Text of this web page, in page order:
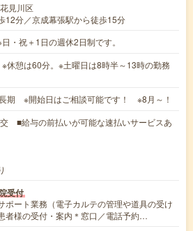
見川区
12分／京成幕張駅から徒歩15分
・祝＋1日の週休2日制です。
憩は60分。※土曜日は8時半～13時の勤務
期 ※開始日はご相談可能です！ ※8月～！
■給与の前払いが可能な速払いサービスあ
受付
ポート業務（電子カルテの管理や道具の受け
者様の受付・案内＊窓口／電話予約…